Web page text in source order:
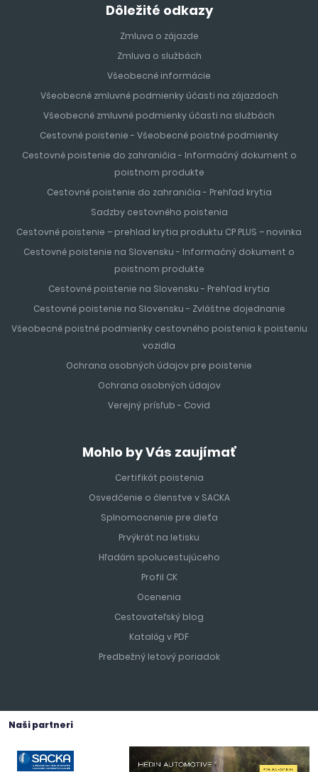
Dôležité odkazy
Zmluva o zájazde
Zmluva o službách
Všeobecné informácie
Všeobecné zmluvné podmienky účasti na zájazdoch
Všeobecné zmluvné podmienky účasti na službách
Cestovné poistenie - Všeobecné poistné podmienky
Cestovné poistenie do zahraničia - Informačný dokument o
poistnom produkte
Cestovné poistenie do zahraničia - Prehľad krytia
Sadzby cestovného poistenia
Cestovné poistenie – prehlad krytia produktu CP PLUS – novinka
Cestovné poistenie na Slovensku - Informačný dokument o
poistnom produkte
Cestovné poistenie na Slovensku - Prehľad krytia
Cestovné poistenie na Slovensku - Zvláštne dojednanie
Všeobecné poistné podmienky cestovného poistenia k poisteniu
vozidla
Ochrana osobných údajov pre poistenie
Ochrana osobných údajov
Verejný prísľub - Covid
Mohlo by Vás zaujímať
Certifikát poistenia
Osvedčenie o členstve v SACKA
Splnomocnenie pre dieťa
Prvýkrát na letisku
Hľadám spolucestujúceho
Profil CK
Ocenenia
Cestovateľský blog
Katalóg v PDF
Predbežný letový poriadok
Naši partneri